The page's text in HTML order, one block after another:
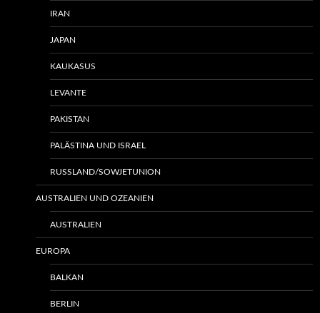
IRAN
JAPAN
KAUKASUS
LEVANTE
PAKISTAN
PALÄSTINA UND ISRAEL
RUSSLAND/SOWJETUNION
AUSTRALIEN UND OZEANIEN
AUSTRALIEN
EUROPA
BALKAN
BERLIN